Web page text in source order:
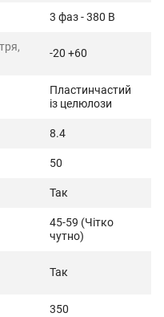
3 фаз - 380 В
-20 +60
Пластинчастий
із целюлози
8.4
50
Так
45-59 (Чітко
чутно)
Так
350